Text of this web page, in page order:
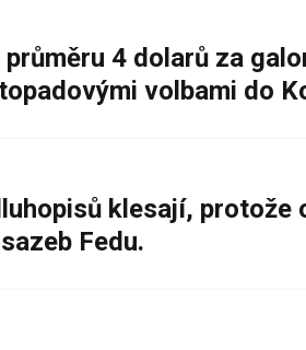
průměru 4 dolarů za
volbami do
klesají,
Fedu.